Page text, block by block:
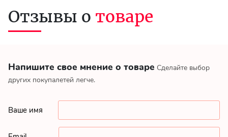
Напишите свое мнение о товаре Сделайте выбор
других покупалетей легче.
Ваше имя
Отзывы о товаре